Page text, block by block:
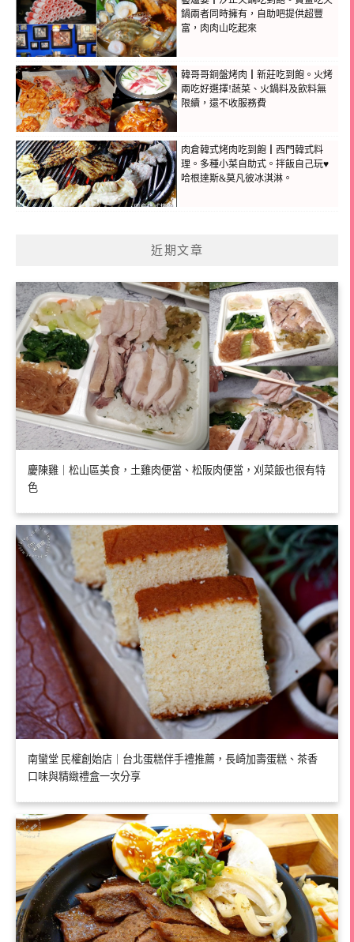
鍋兩者同時擁有，自助吧提供超豐
富，肉肉山吃起來
韓哥哥銅盤烤肉┃新莊吃到飽。火烤
兩吃好選擇!蔬菜、火鍋料及飲料無
限續，還不收服務費
肉倉韓式烤肉吃到飽┃西門韓式料
理。多種小菜自助式。拌飯自己玩♥
哈根達斯&莫凡彼冰淇淋。
近期文章
慶陳雞｜松山區美食，土雞肉便當、松阪肉便當，刈菜飯也很有特
色
南蠻堂 民權創始店｜台北蛋糕伴手禮推薦，長崎加壽蛋糕、茶香
口味與精緻禮盒一次分享